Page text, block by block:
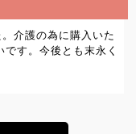
介護の為に購入いた
す。今後とも末永く